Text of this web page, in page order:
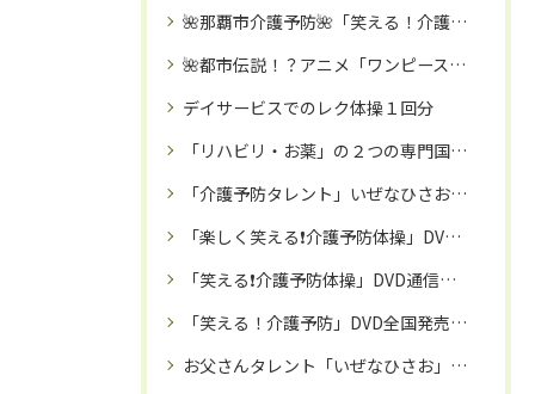
🌺那覇市介護予防🌺「笑える！介護予防体操教室」で、笑って！！免疫力アップ・認知症予防・引きこもり予防を🌈
🌺都市伝説！？アニメ「ワンピース」海峡のジンベエモデルは沖縄県民の「いぜなひさお」氏では🌺！！
デイサービスでのレク体操１回分
「リハビリ・お薬」の２つの専門国家資格を保有するプロが推奨‼️「治療院専用サプリ」とは⁉️
「介護予防タレント」いぜなひさお氏🌸「笑い✖️介護予防体操」で、シニア・ご高齢者を笑顔で元気にさせる活動中🌈
「楽しく笑える❗️介護予防体操」DVDが、日本全国のデイサービス等の高齢者施設で話題に‼️
「笑える❗️介護予防体操」DVD通信販売🌈：専門家監修で安心
「笑える！介護予防」DVD全国発売中㊗️‼️リハビリ職として１０年以上キャリアのある「いぜなひさお」がお届けする、座ってできる約３０分体操✨大きく見やすい字幕付きDVD🌸レク教材にも👍
お父さんタレント「いぜなひさお」氏🌈介護予防活動・家族に向けた応援歌も歌う歌手活動・マルチタレントの「いぜなひさお」氏が大ブレイク中✨‼️